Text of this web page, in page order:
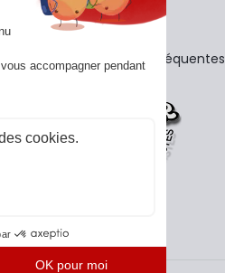
CGV
FAQ - Questions Fréquentes